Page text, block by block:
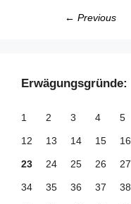
← Previous
Erwägungsgründe:
1 2 3 4 5
12 13 14 15 16
23 24 25 26 27
34 35 36 37 38